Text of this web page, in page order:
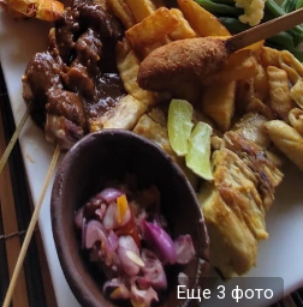
Еще 3 фото